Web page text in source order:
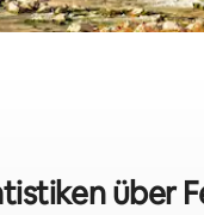
über